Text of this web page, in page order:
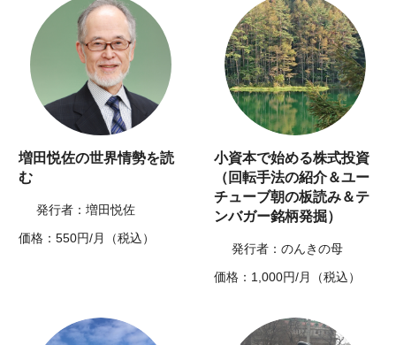
増田悦佐の世界情勢を読
む
発行者：増田悦佐
価格：550円/月（税込）
小資本で始める株式投資
（回転手法の紹介＆ユー
チューブ朝の板読み＆テ
ンバガー銘柄発掘）
発行者：のんきの母
価格：1,000円/月（税込）